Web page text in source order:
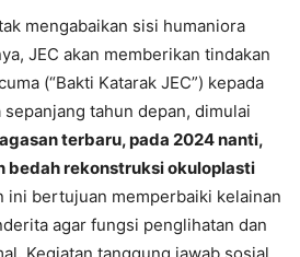
mengabaikan sisi humaniora
JEC akan memberikan tindakan
(“Bakti Katarak JEC”) kepada
tahun depan, dimulai
terbaru, pada 2024 nanti,
bedah rekonstruksi okuloplasti
ini bertujuan memperbaiki kelainan
agar fungsi penglihatan dan
Kegiatan tanggung jawab sosial